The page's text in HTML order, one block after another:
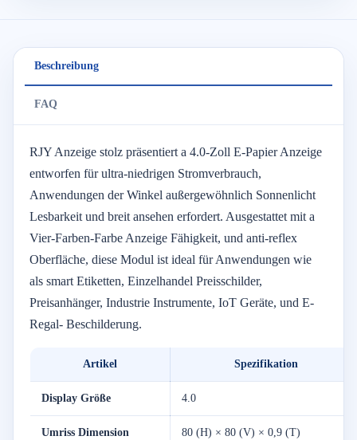
Beschreibung
FAQ
RJY Anzeige stolz präsentiert a 4.0-Zoll E-PapierAnzeige
entworfen fürultra-niedrigen Stromverbrauch,
Anwendungen derWinkel außergewöhnlich Sonnenlicht
Lesbarkeit und breit ansehen erfordert. Ausgestattet mit a
Vier-Farben-Farbe Anzeige Fähigkeit, und anti-reflex
Oberfläche, diese Modul ist ideal fürAnwendungen wie
als smart Etiketten, Einzelhandel Preisschilder,
Preisanhänger, Industrie Instrumente, IoT Geräte, und E-
Regal- Beschilderung.
Artikel Spezifikation
Display Größe 4.0
Umriss Dimension 80 (H) × 80 (V) × 0,9 (T)